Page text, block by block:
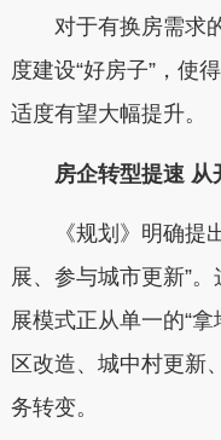
对于有换房需求的
度建设“好房子”，使
适度有望大幅提升。
房企转型提速
《规划》明确提出
展、参与城市更新”
展模式正从单一的“
区改造、城中村更新
务转变。